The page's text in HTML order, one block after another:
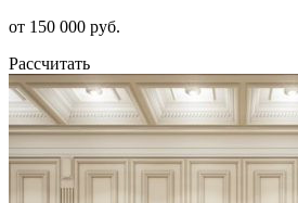
от 150 000 руб.
Рассчитать